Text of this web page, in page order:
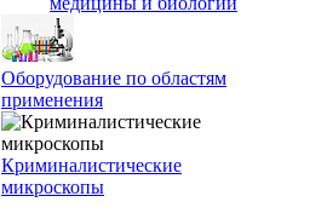
Оборудование по областям
применения
Криминалистические
микроскопы